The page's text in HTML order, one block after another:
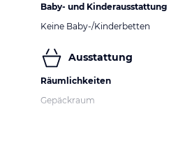
Baby- und Kinderausstattung
Keine Baby-/Kinderbetten
Ausstattung
Räumlichkeiten
Gepäckraum